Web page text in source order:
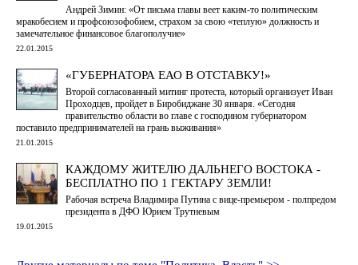
Андрей Зимин: «От письма главы веет каким-то политическим
мракобесием и профсоюзофобием, страхом за свою «теплую» должность и
замечательное финансовое благополучие»
22.01.2015
«ГУБЕРНАТОРА ЕАО В ОТСТАВКУ!»
Второй согласованный митинг протеста, который организует Иван
Проходцев, пройдет в Биробиджане 30 января. «Сегодня
правительство области во главе с господином губернатором
поставило предпринимателей на грань выживания»
21.01.2015
КАЖДОМУ ЖИТЕЛЮ ДАЛЬНЕГО ВОСТОКА -
БЕСПЛАТНО ПО 1 ГЕКТАРУ ЗЕМЛИ!
Рабочая встреча Владимира Путина с вице-премьером - полпредом
президента в ДФО Юрием Трутневым
19.01.2015